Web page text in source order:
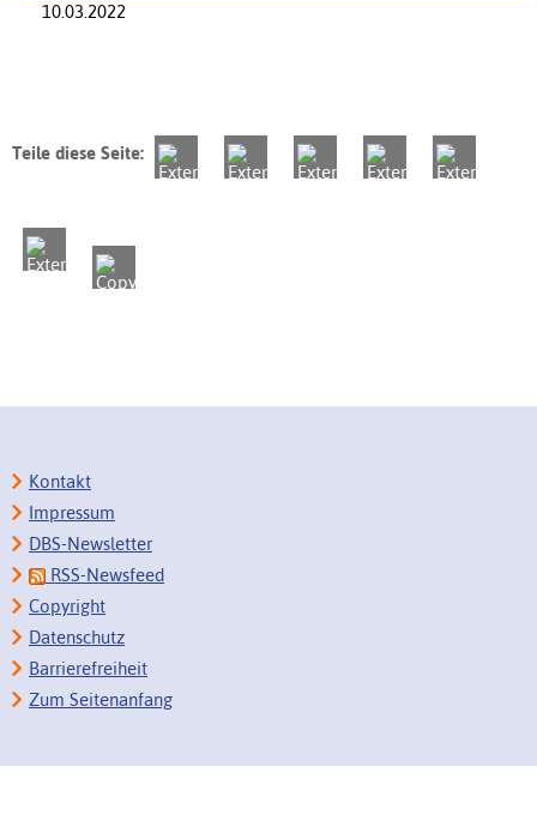
10.03.2022
Teile diese Seite:
Kontakt
Impressum
DBS-Newsletter
RSS-Newsfeed
Copyright
Datenschutz
Barrierefreiheit
Zum Seitenanfang